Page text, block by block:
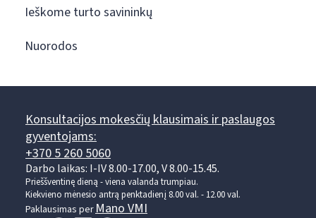
Ieškome turto savininkų
Nuorodos
Konsultacijos mokesčių klausimais ir paslaugos
gyventojams:
+370 5 260 5060
Darbo laikas: I-IV 8.00-17.00, V 8.00-15.45.
Prieššventinę dieną - viena valanda trumpiau.
Kiekvieno mėnesio antrą penktadienį 8.00 val. - 12.00 val.
Paklausimas perMano VMI